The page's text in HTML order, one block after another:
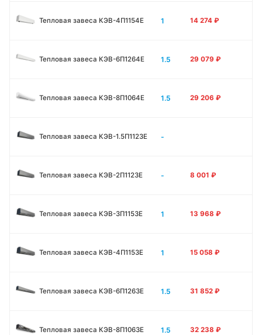
Тепловая завеса КЭВ-4П1154E 1 14 274 ₽
Тепловая завеса КЭВ-6П1264E 1.5 29 079 ₽
Тепловая завеса КЭВ-8П1064E 1.5 29 206 ₽
Тепловая завеса КЭВ-1.5П1123E -
Тепловая завеса КЭВ-2П1123E - 8 001 ₽
Тепловая завеса КЭВ-3П1153E 1 13 968 ₽
Тепловая завеса КЭВ-4П1153E 1 15 058 ₽
Тепловая завеса КЭВ-6П1263E 1.5 31 852 ₽
Тепловая завеса КЭВ-8П1063E 1.5 32 238 ₽